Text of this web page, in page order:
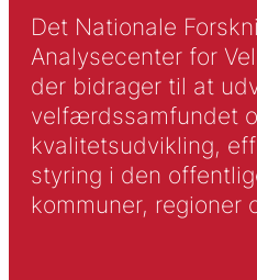
Det Nationale
Analysecenter for
der bidrager til at
velfærdssamfundet
kvalitetsudvikling,
styring i den
kommuner, regioner